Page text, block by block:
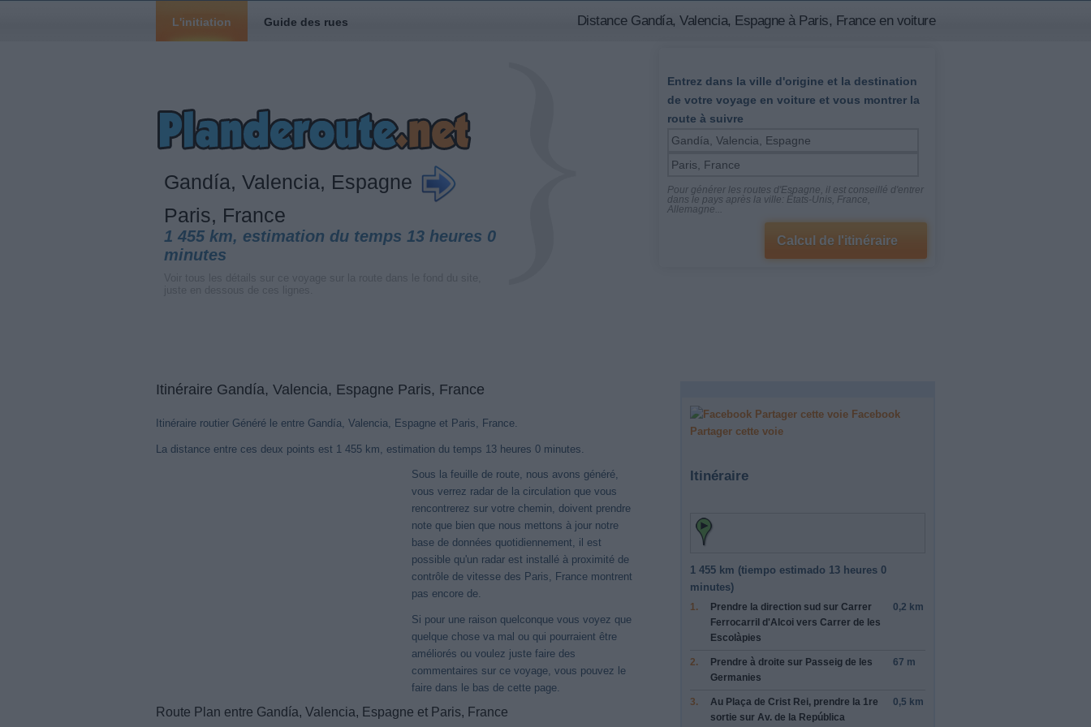
Distance Gandía, Valencia, Espagne à Paris, France en voiture
L'initiation Guide des rues
Gandía, Valencia, Espagne
Paris, France
1 455 km, estimation du temps 13 heures 0
minutes
Entrez dans la ville d'origine et la destination
de votre voyage en voiture et vous montrer la
route à suivre
Pour générer les routes d'Espagne, il est conseillé d'entrer
dans le pays après la ville: États-Unis, France,
Allemagne...
Itinéraire Gandía, Valencia, Espagne Paris, France
Itinéraire routier Généré le entre Gandía, Valencia, Espagne et Paris, France.
La distance entre ces deux points est 1 455 km, estimation du temps 13 heures 0 minutes.
Sous la feuille de route, nous avons généré,
vous verrez radar de la circulation que vous
rencontrerez sur votre chemin, doivent prendre
note que bien que nous mettons à jour notre
base de données quotidiennement, il est
possible qu'un radar est installé à proximité de
contrôle de vitesse des Paris, France montrent
pas encore de.
Si pour une raison quelconque vous voyez que
quelque chose va mal ou qui pourraient être
améliorés ou voulez juste faire des
commentaires sur ce voyage, vous pouvez le
faire dans le bas de cette page.
Route Plan entre Gandía, Valencia, Espagne et Paris, France
Facebook
Partager cette voie
Itinéraire
1 455 km (tiempo estimado 13 heures 0
minutes)
1. Prendre la direction sud sur Carrer
Ferrocarril d'Alcoi vers Carrer de les
Escolàpies
0,2 km
2. Prendre à droite sur Passeig de les
Germanies
67 m
3. Au Plaça de Crist Rei, prendre la 1re
sortie sur Av. de la República
0,5 km